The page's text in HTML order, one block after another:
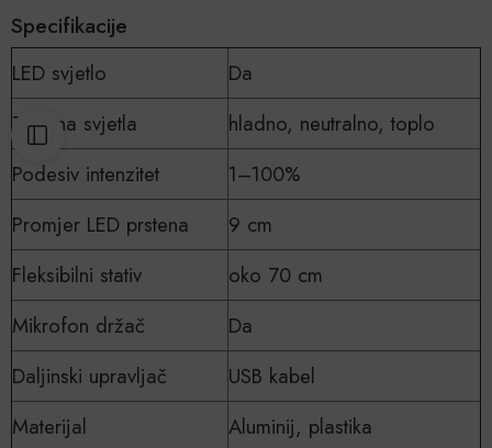
Specifikacije
LED svjetlo
Da
Tri tona svjetla
hladno, neutralno, toplo
Podesiv intenzitet
1–100%
Promjer LED prstena
9 cm
Fleksibilni stativ
oko 70 cm
Mikrofon držač
Da
Daljinski upravljač
USB kabel
Materijal
Aluminij, plastika